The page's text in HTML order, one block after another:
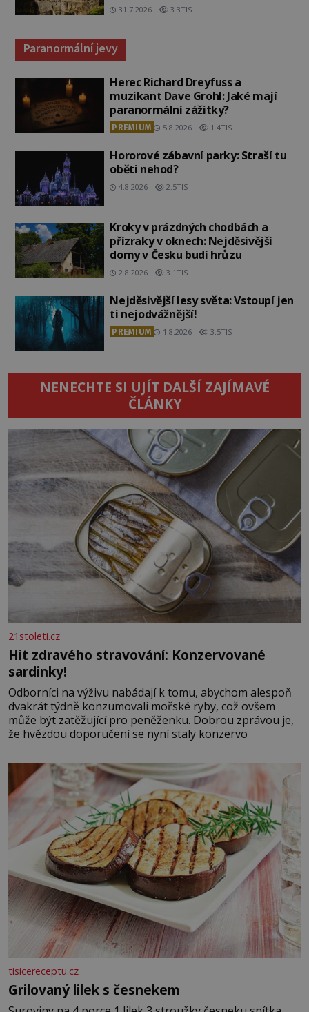
31.7.2026 3.3TIS
Paranormální jevy
Herec Richard Dreyfuss a
muzikant Dave Grohl: Jaké mají
paranormální zážitky?
PREMIUM 5.8.2026 1.4TIS
Hororové zábavní parky: Straší tu
oběti nehod?
4.8.2026 2.5TIS
Kroky v prázdných chodbách a
přízraky v oknech: Nejděsivější
domy v Česku budí hrůzu
2.8.2026 3.1TIS
Nejděsivější lesy světa: Vstoupí jen
ti nejodvážnější!
PREMIUM 1.8.2026 3.5TIS
NENECHTE SI UJÍT DALŠÍ ZAJÍMAVÉ
ČLÁNKY
21stoleti.cz
Hit zdravého stravování: Konzervované
sardinky!
Odborníci na výživu nabádají k tomu, abychom alespoň
dvakrát týdně konzumovali mořské ryby, což ovšem
může být zatěžující pro peněženku. Dobrou zprávou je,
že hvězdou doporučení se nyní staly konzervo
tisicereceptu.cz
Grilovaný lilek s česnekem